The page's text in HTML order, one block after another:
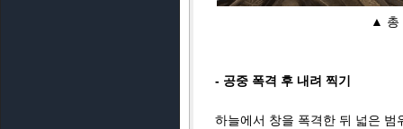
▲ 총
- 공중 폭격 후 내려 찍기
하늘에서 창을 폭격한 뒤 넓은